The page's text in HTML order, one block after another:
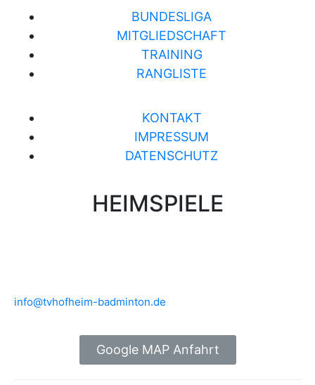
BUNDESLIGA
MITGLIEDSCHAFT
TRAINING
RANGLISTE
KONTAKT
IMPRESSUM
DATENSCHUTZ
HEIMSPIELE
info@tvhofheim-badminton.de
Google MAP Anfahrt